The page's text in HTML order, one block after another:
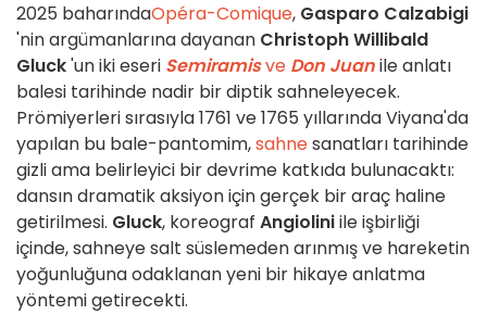
2025 baharındaOpéra-Comique, Gasparo Calzabigi
'nin argümanlarına dayanan Christoph Willibald
Gluck'un iki eseri Semiramisve Don Juanile anlatı
balesi tarihinde nadir bir diptik sahneleyecek.
Prömiyerleri sırasıyla 1761 ve 1765 yıllarında Viyana'da
yapılan bu bale-pantomim,sahnesanatları tarihinde
gizli ama belirleyici bir devrime katkıda bulunacaktı:
dansın dramatik aksiyon için gerçek bir araç haline
getirilmesi. Gluck, koreograf Angioliniile işbirliği
içinde, sahneye salt süslemeden arınmış ve hareketin
yoğunluğuna odaklanan yeni bir hikaye anlatma
yöntemi getirecekti.